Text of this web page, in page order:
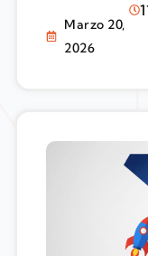
Marzo 20,
2026